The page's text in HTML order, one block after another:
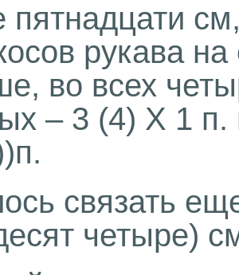
пятнадцати
рукава
во всех
– 3 (4) Х 1
связать
четыре)